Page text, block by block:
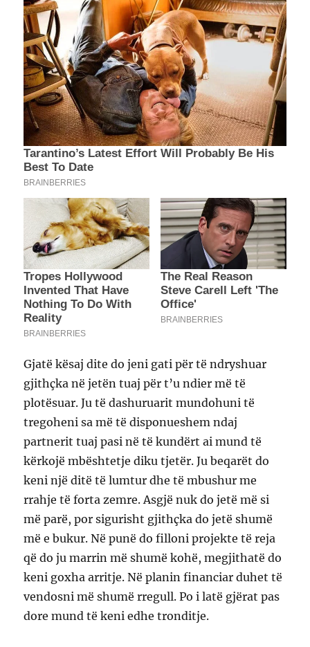
Gjatë kësaj dite do jeni gati për të ndryshuar
gjithçka në jetën tuaj për t’u ndier më të
plotësuar. Ju të dashuruarit mundohuni të
tregoheni sa më të disponueshem ndaj
partnerit tuaj pasi në të kundërt ai mund të
kërkojë mbështetje diku tjetër. Ju beqarët do
keni një ditë të lumtur dhe të mbushur me
rrahje të forta zemre. Asgjë nuk do jetë më si
më parë, por sigurisht gjithçka do jetë shumë
më e bukur. Në punë do filloni projekte të reja
që do ju marrin më shumë kohë, megjithatë do
keni goxha arritje. Në planin financiar duhet të
vendosni më shumë rregull. Po i latë gjërat pas
dore mund të keni edhe tronditje.